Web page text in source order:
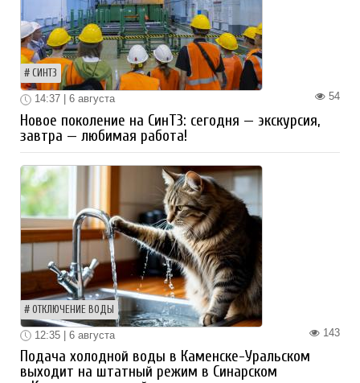
СИНТЗ
54
14:37 | 6 августа
Новое поколение на СинТЗ: сегодня — экскурсия,
завтра — любимая работа!
ОТКЛЮЧЕНИЕ ВОДЫ
143
12:35 | 6 августа
Подача холодной воды в Каменске-Уральском
выходит на штатный режим в Синарском